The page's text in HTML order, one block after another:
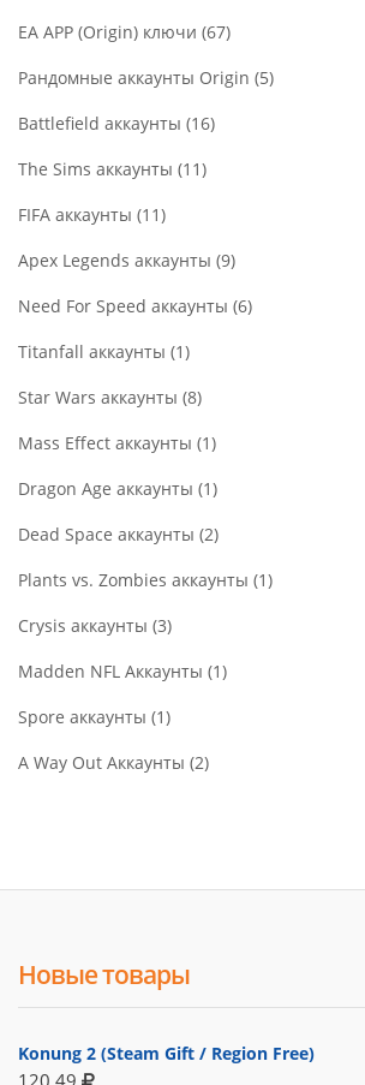
EA APP (Origin) ключи (67)
Рандомные аккаунты Origin (5)
Battlefield аккаунты (16)
The Sims аккаунты (11)
FIFA аккаунты (11)
Apex Legends аккаунты (9)
Need For Speed аккаунты (6)
Titanfall аккаунты (1)
Star Wars аккаунты (8)
Mass Effect аккаунты (1)
Dragon Age аккаунты (1)
Dead Space аккаунты (2)
Plants vs. Zombies аккаунты (1)
Crysis аккаунты (3)
Madden NFL Аккаунты (1)
Spore аккаунты (1)
A Way Out Аккаунты (2)
Новые товары
Konung 2 (Steam Gift / Region Free)
120.49